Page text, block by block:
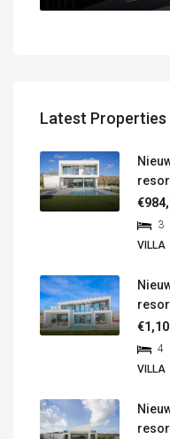
Latest Properties
3
VILLA
4
VILLA